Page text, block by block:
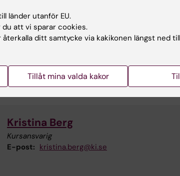
Marika Ramsay
Examinator och kursansvarig
Kristina Berg
Kursansvarig
E-post: kristina.berg@ki.se
länder utanför EU.
att vi sparar cookies.
återkalla ditt samtycke via kakikonen längst ned
Tillåt mina valda kakor